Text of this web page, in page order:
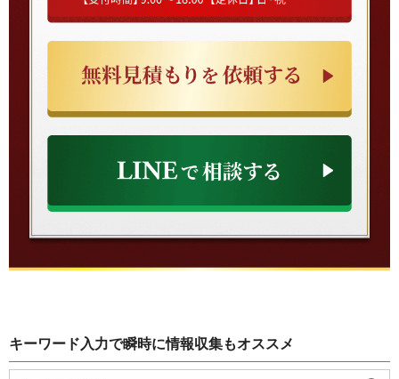
キーワード入力で瞬時に情報収集もオススメ